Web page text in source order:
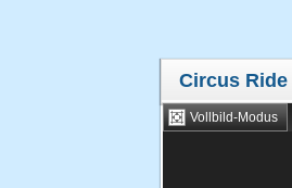
Circus Ride
Vollbild-Modus